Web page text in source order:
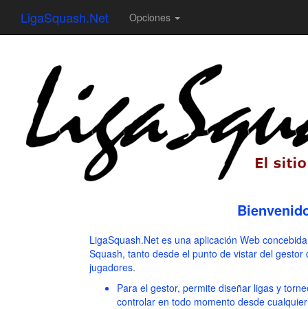
LigaSquash.Net Opciones
LigaSquash.Net es una aplicación Web
Squash, tanto desde el punto de vistar del
jugadores.
Para el gestor, permite diseñar ligas y
controlar en todo momento desde